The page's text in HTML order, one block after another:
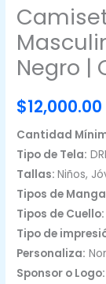
Negro |
$12,000.00
Cantidad
Tipo de Tela:
Tallas:Niños,
Tipos de Manga
Tipos de
Tipo de
Personaliza:
Sponsor o